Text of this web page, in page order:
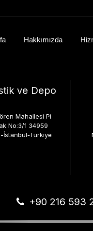
Hakkımızda
ve Depo
Mahallesi Pi
No:3/1 34959
İstanbul-Türkiye
+90 216 593